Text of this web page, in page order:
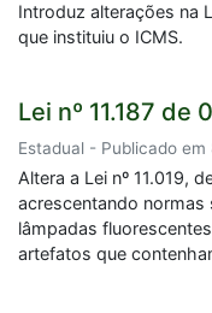
Introduz alterações na
que instituiu o ICMS.
Lei nº 11.187 de
Estadual - Publicado em
Altera a Lei nº 11.019,
acrescentando normas
lâmpadas
artefatos que